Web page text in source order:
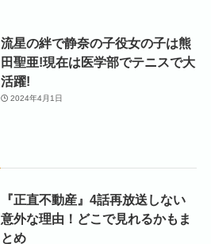
流星の絆で静奈の子役女の子は熊
田聖亜!現在は医学部でテニスで大
活躍!
2024年4月1日
『正直不動産』4話再放送しない
意外な理由！どこで見れるかもま
とめ